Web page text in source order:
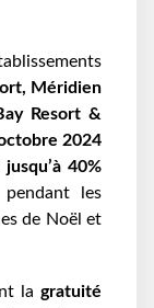
Méridien
Resort &
2024
jusqu’à 40%
les
de Noël et
la gratuité